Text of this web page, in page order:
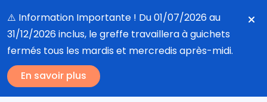
⚠️ Information Importante ! Du 01/07/2026 au
31/12/2026 inclus, le greffe travaillera à guichets
fermés tous les mardis et mercredis après-midi.
En savoir plus